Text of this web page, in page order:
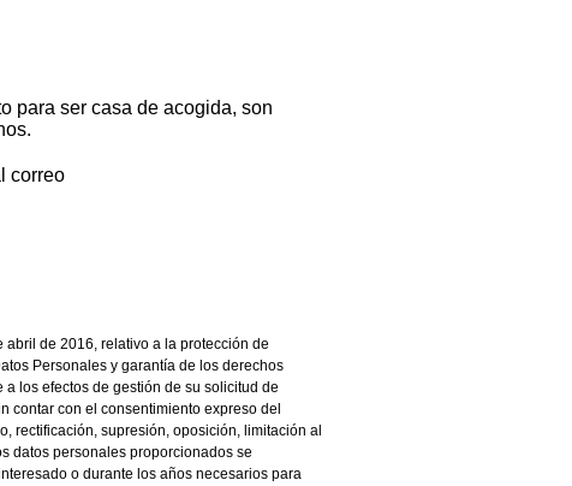
para ser casa de acogida, son
correo
abril de 2016, relativo a la protección de
Personales y garantía de los derechos
los efectos de gestión de su solicitud de
contar con el consentimiento expreso del
rectificación, supresión, oposición, limitación al
datos personales proporcionados se
o durante los años necesarios para